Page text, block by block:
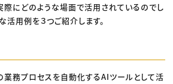
にどのような場面で活用されているのでし
活用例を３つご紹介します。
務プロセスを自動化するAIツールとして活